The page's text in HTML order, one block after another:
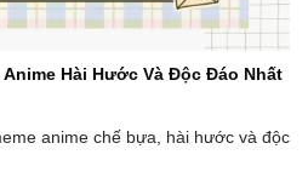
Anime Hài Hước Và Độc Đáo Nhất
anime chế bựa, hài hước và độc